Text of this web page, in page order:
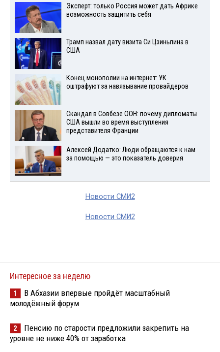
Эксперт: только Россия может дать Африке
возможность защитить себя
Трамп назвал дату визита Си Цзиньпина в
США
Конец монополии на интернет: УК
оштрафуют за навязывание провайдеров
Скандал в Совбезе ООН: почему дипломаты
США вышли во время выступления
представителя Франции
Алексей Додатко: Люди обращаются к нам
за помощью — это показатель доверия
Новости СМИ2
Новости СМИ2
Интересное за неделю
1
В Абхазии впервые пройдёт масштабный
молодёжный форум
2
Пенсию по старости предложили закрепить на
уровне не ниже 40% от заработка